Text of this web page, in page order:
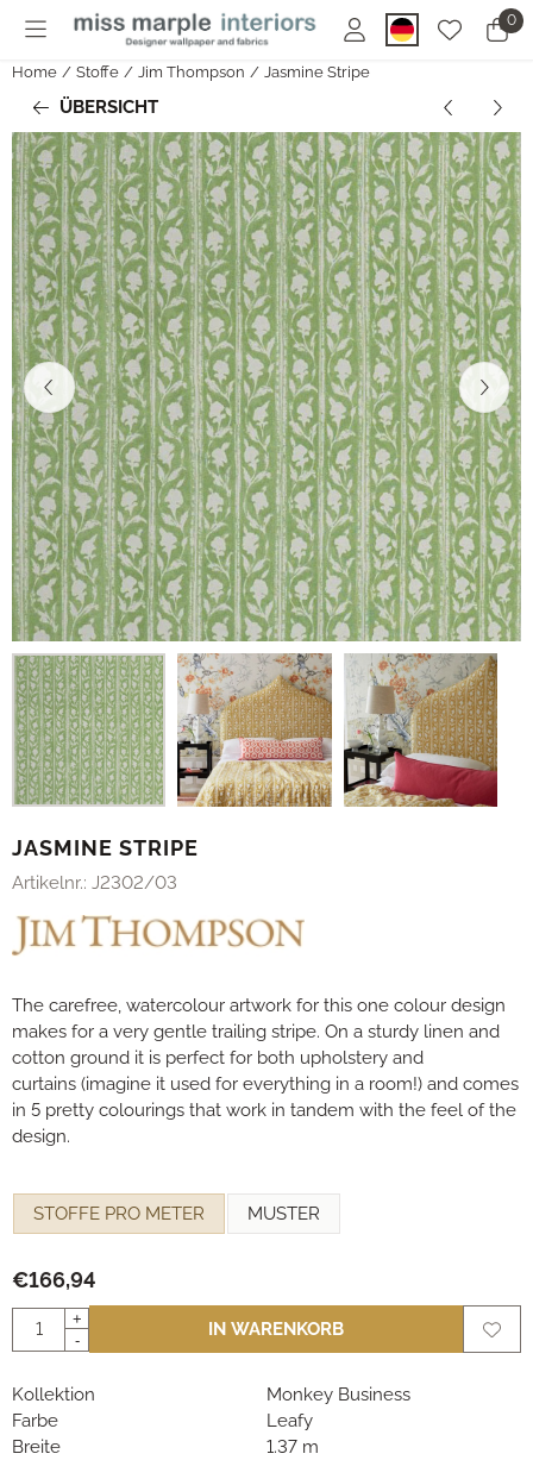
Cookie-Einstellungen sind derzeit geschlossen. 0
Home / Stoffe / Jim Thompson / Jasmine Stripe
ÜBERSICHT
JASMINE STRIPE
Artikelnr.: J2302/03
The carefree, watercolour artwork for this one colour design
makes for a very gentle trailing stripe. On a sturdy linen and
cotton ground it is perfect for both upholstery and
curtains (imagine it used for everything in a room!) and comes
in 5 pretty colourings that work in tandem with the feel of the
design.
STOFFE PRO METER MUSTER
€166,94
Anzahl
+
-
IN WARENKORB
Kollektion
Monkey Business
Farbe
Leafy
Breite
1.37 m